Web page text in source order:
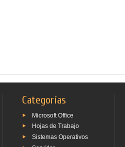
Categorías
Microsoft Office
Hojas de Trabajo
Sistemas Operativos